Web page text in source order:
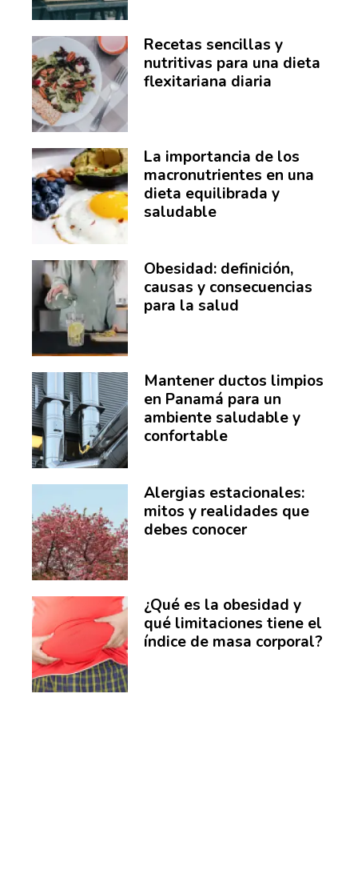
Recetas sencillas y
nutritivas para una dieta
flexitariana diaria
La importancia de los
macronutrientes en una
dieta equilibrada y
saludable
Obesidad: definición,
causas y consecuencias
para la salud
Mantener ductos limpios
en Panamá para un
ambiente saludable y
confortable
Alergias estacionales:
mitos y realidades que
debes conocer
¿Qué es la obesidad y
qué limitaciones tiene el
índice de masa corporal?